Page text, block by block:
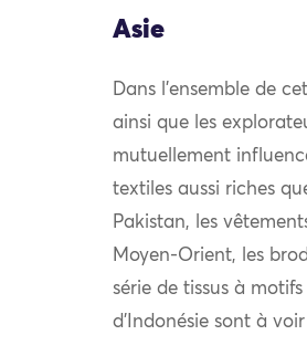
Asie
Dans l’ensemble de
ainsi que les
mutuellement
textiles aussi riches
Pakistan, les
Moyen-Orient, les
série de tissus à
d’Indonésie sont à